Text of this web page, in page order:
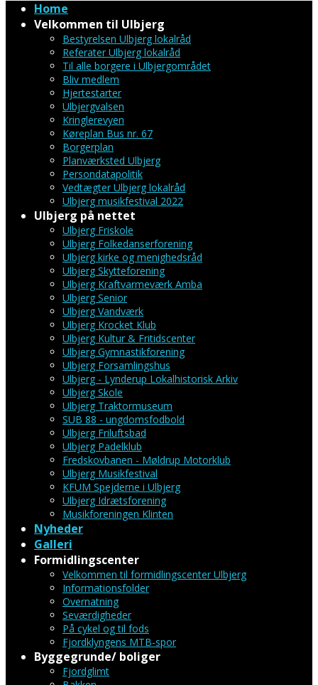
Home
Velkommen til Ulbjerg
Bestyrelsen Ulbjerg lokalråd
Referater Ulbjerg lokalråd
Til alle borgere i Ulbjergområdet
Bliv medlem
Hjertestarter
Ulbjergvalsen
Kringlerevyen
Køreplan Bus nr. 67
Borgerplan
Planværksted Ulbjerg
Persondatapolitik
Vedtægter Ulbjerg lokalråd
Ulbjerg musikfestival 2022
Ulbjerg på nettet
Ulbjerg Friskole
Ulbjerg Folkedanserforening
Ulbjerg kirke og menighedsråd
Ulbjerg Skytteforening
Ulbjerg Kraftvarmeværk Amba
Ulbjerg Senior
Ulbjerg Vandværk
Ulbjerg Krocket Klub
Ulbjerg Kultur & Fritidscenter
Ulbjerg Gymnastikforening
Ulbjerg Forsamlingshus
Ulbjerg - Lynderup Lokalhistorisk Arkiv
Ulbjerg Skole
Ulbjerg Traktormuseum
SUB 88 - ungdomsfodbold
Ulbjerg Friluftsbad
Ulbjerg Padelklub
Fredskovbanen - Møldrup Motorklub
Ulbjerg Musikfestival
KFUM Spejderne i Ulbjerg
Ulbjerg Idrætsforening
Musikforeningen Klinten
Nyheder
Galleri
Formidlingscenter
Velkommen til formidlingscenter Ulbjerg
Informationsfolder
Overnatning
Seværdigheder
På cykel og til fods
Fjordklyngens MTB-spor
Byggegrunde/ boliger
Fjordglimt